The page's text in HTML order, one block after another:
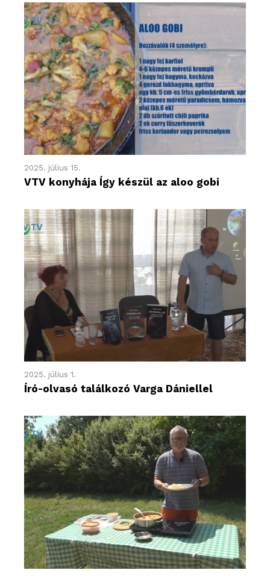
2025. július 15.
VTV konyhája Így készül az aloo gobi
2025. július 1.
Író-olvasó találkozó Varga Dániellel